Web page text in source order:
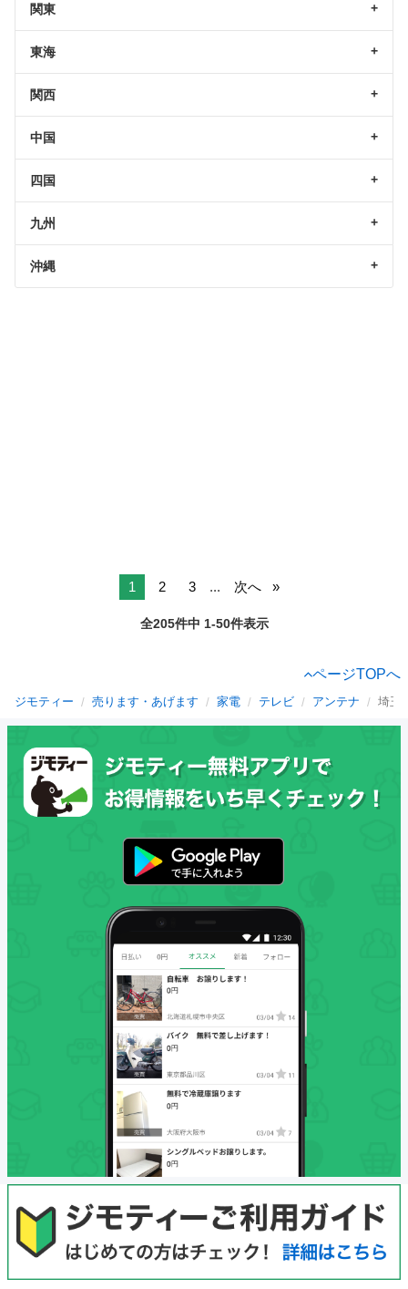
関東
東海
関西
中国
四国
九州
沖縄
1 2 3 ... 次へ
全205件中 1-50件表示
ページTOPへ
ジモティー 売ります・あげます 家電 テレビ アンテナ 埼玉